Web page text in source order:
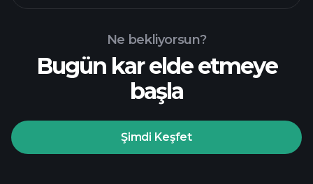
Ne bekliyorsun?
Bugün kar elde etmeye
başla
Şimdi Keşfet